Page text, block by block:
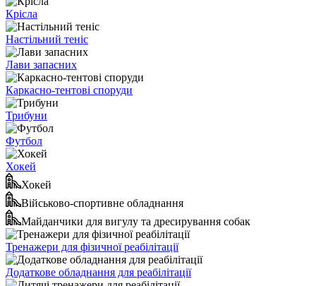
Крісла
Настільний теніс
Лави запасних
Каркасно-тентові споруди
Трибуни
Футбол
Хокей
Хокей
Військово-спортивне обладнання
Майданчики для вигулу та дресирування собак
Тренажери для фізичної реабілітації
Додаткове обладнання для реабілітації